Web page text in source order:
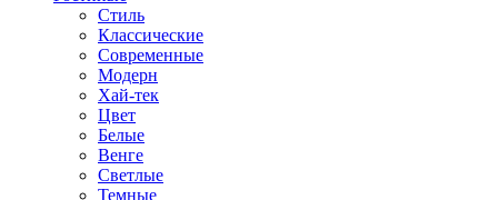
Стиль
Классические
Современные
Модерн
Хай-тек
Цвет
Белые
Венге
Светлые
Темные